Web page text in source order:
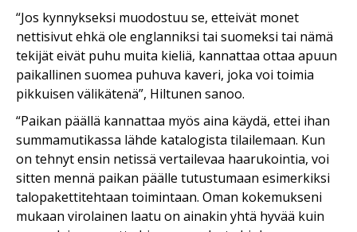
“Jos kynnykseksi muodostuu se, etteivät monet
nettisivut ehkä ole englanniksi tai suomeksi tai nämä
tekijät eivät puhu muita kieliä, kannattaa ottaa apuun
paikallinen suomea puhuva kaveri, joka voi toimia
pikkuisen välikätenä”, Hiltunen sanoo.
“Paikan päällä kannattaa myös aina käydä, ettei ihan
summamutikassa lähde katalogista tilailemaan. Kun
on tehnyt ensin netissä vertailevaa haarukointia, voi
sitten mennä paikan päälle tutustumaan esimerkiksi
talopakettitehtaan toimintaan. Oman kokemukseni
mukaan virolainen laatu on ainakin yhtä hyvää kuin